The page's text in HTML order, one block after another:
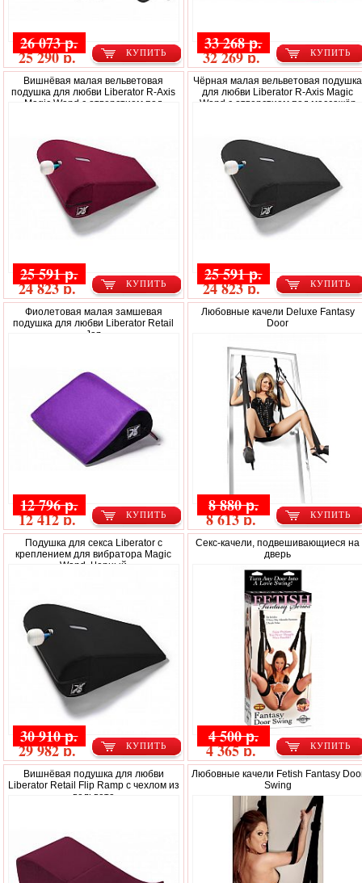
КУПИТЬ
26 073 р.
25 290 р. КУПИТЬ
33 268 р.
32 269 р.
Вишнёвая малая вельветовая
подушка для любви Liberator R-Axis
Magic Wand с отверстием под
КУПИТЬ
25 591 р.
24 823 р.
Чёрная малая вельветовая подушка
для любви Liberator R-Axis Magic
Wand с отверстием под массажёр
КУПИТЬ
25 591 р.
24 823 р.
Фиолетовая малая замшевая
подушка для любви Liberator Retail
Jaz
КУПИТЬ
12 796 р.
12 412 р.
Любовные качели Deluxe Fantasy
Door
КУПИТЬ
8 880 р.
8 613 р.
Подушка для секса Liberator с
креплением для вибратора Magic
Wand, Черный
КУПИТЬ
30 910 р.
29 982 р.
Секс-качели, подвешивающиеся на
дверь
КУПИТЬ
4 500 р.
4 365 р.
Вишнёвая подушка для любви
Liberator Retail Flip Ramp с чехлом из
вельвета
Любовные качели Fetish Fantasy
Swing